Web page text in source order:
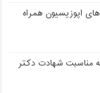
اپوزیسیون همراه
مناسبت شهادت دکتر